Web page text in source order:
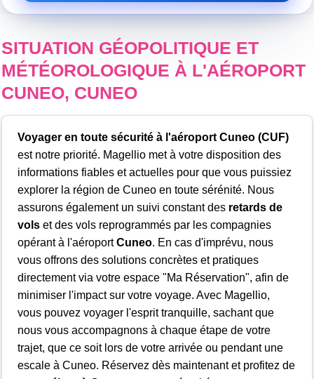
SITUATION GÉOPOLITIQUE ET
MÉTÉOROLOGIQUE À L'AÉROPORT
CUNEO, CUNEO
Voyager en toute sécurité à l'aéroport Cuneo (CUF)
est notre priorité. Magellio met à votre disposition des
informations fiables et actuelles pour que vous puissiez
explorer la région de Cuneo en toute sérénité. Nous
assurons également un suivi constant des retards de
vols et des vols reprogrammés par les compagnies
opérant à l'aéroportCuneo. En cas d'imprévu, nous
vous offrons des solutions concrètes et pratiques
directement via votre espace "Ma Réservation", afin de
minimiser l'impact sur votre voyage. Avec Magellio,
vous pouvez voyager l'esprit tranquille, sachant que
nous vous accompagnons à chaque étape de votre
trajet, que ce soit lors de votre arrivée ou pendant une
escale à Cuneo. Réservez dès maintenant et profitez de